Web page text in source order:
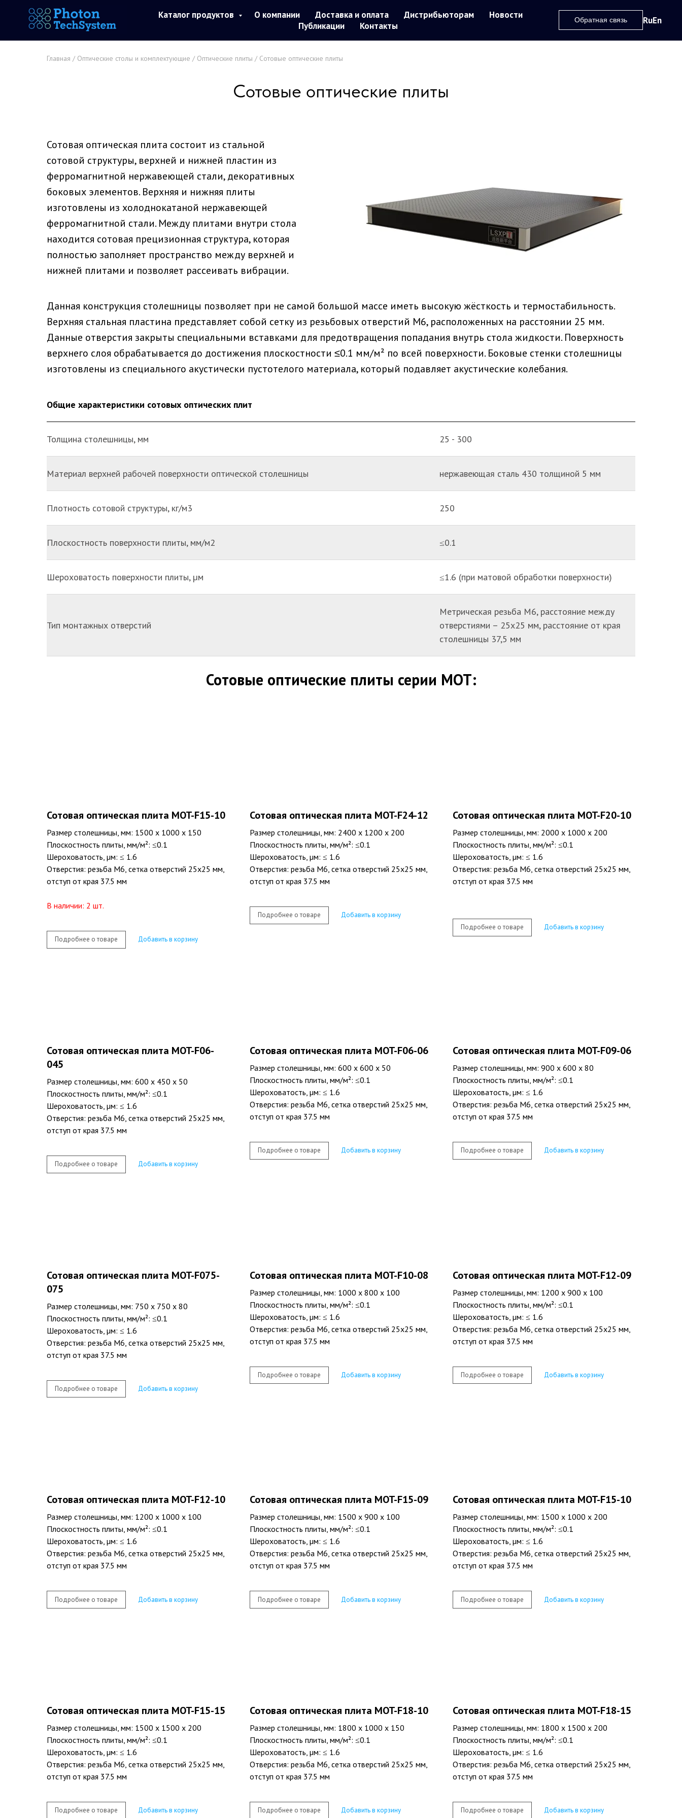
Каталог продуктов О компании Доставка и оплата Дистрибьюторам
Новости
Публикации
Контакты
Обратная связь RuEn
Главная / Оптические столы и комплектующие / Оптические плиты / Сотовые оптические плиты
Сотовые оптические плиты
Сотовая оптическая плита состоит из стальной
сотовой структуры, верхней и нижней пластин из
ферромагнитной нержавеющей стали, декоративных
боковых элементов. Верхняя и нижняя плиты
изготовлены из холоднокатаной нержавеющей
ферромагнитной стали. Между плитами внутри стола
находится сотовая прецизионная структура, которая
полностью заполняет пространство между верхней и
нижней плитами и позволяет рассеивать вибрации.
Данная конструкция столешницы позволяет при не самой большой массе иметь высокую жёсткость и термостабильность.
Верхняя стальная пластина представляет собой сетку из резьбовых отверстий M6, расположенных на расстоянии 25 мм.
Данные отверстия закрыты специальными вставками для предотвращения попадания внутрь стола жидкости. Поверхность
верхнего слоя обрабатывается до достижения плоскостности ≤0.1 мм/м² по всей поверхности. Боковые стенки столешницы
изготовлены из специального акустически пустотелого материала, который подавляет акустические колебания.
Общие характеристики сотовых оптических плит
Толщина столешницы, мм 25 - 300
Материал верхней рабочей поверхности оптической столешницы нержавеющая сталь 430 толщиной 5 мм
Плотность сотовой структуры, кг/м3 250
Плоскостность поверхности плиты, мм/м2 ≤0.1
Шероховатость поверхности плиты, µм ≤1.6 (при матовой обработки поверхности)
Тип монтажных отверстий
Метрическая резьба М6, расстояние между
отверстиями – 25х25 мм, расстояние от края
столешницы 37,5 мм
Сотовые оптические плиты серии MOT:
Сотовая оптическая плита MOT-F15-10
Размер столешницы, мм: 1500 х 1000 х 150
Плоскостность плиты, мм/м²: ≤0.1
Шероховатость, µм: ≤ 1.6
Отверстия: резьба M6, сетка отверстий 25х25 мм,
отступ от края 37.5 мм
В наличии: 2 шт.
Подробнее о товаре Добавить в корзину
Сотовая оптическая плита MOT-F24-12
Размер столешницы, мм: 2400 х 1200 х 200
Плоскостность плиты, мм/м²: ≤0.1
Шероховатость, µм: ≤ 1.6
Отверстия: резьба M6, сетка отверстий 25х25 мм,
отступ от края 37.5 мм
Подробнее о товаре Добавить в корзину
Сотовая оптическая плита MOT-F20-10
Размер столешницы, мм: 2000 х 1000 х 200
Плоскостность плиты, мм/м²: ≤0.1
Шероховатость, µм: ≤ 1.6
Отверстия: резьба M6, сетка отверстий 25х25 мм,
отступ от края 37.5 мм
Подробнее о товаре Добавить в корзину
Сотовая оптическая плита MOT-F06-
045
Размер столешницы, мм: 600 х 450 х 50
Плоскостность плиты, мм/м²: ≤0.1
Шероховатость, µм: ≤ 1.6
Отверстия: резьба M6, сетка отверстий 25х25 мм,
отступ от края 37.5 мм
Подробнее о товаре Добавить в корзину
Сотовая оптическая плита MOT-F06-06
Размер столешницы, мм: 600 х 600 х 50
Плоскостность плиты, мм/м²: ≤0.1
Шероховатость, µм: ≤ 1.6
Отверстия: резьба M6, сетка отверстий 25х25 мм,
отступ от края 37.5 мм
Подробнее о товаре Добавить в корзину
Сотовая оптическая плита MOT-F09-06
Размер столешницы, мм: 900 х 600 х 80
Плоскостность плиты, мм/м²: ≤0.1
Шероховатость, µм: ≤ 1.6
Отверстия: резьба M6, сетка отверстий 25х25 мм,
отступ от края 37.5 мм
Подробнее о товаре Добавить в корзину
Сотовая оптическая плита MOT-F075-
075
Размер столешницы, мм: 750 х 750 х 80
Плоскостность плиты, мм/м²: ≤0.1
Шероховатость, µм: ≤ 1.6
Отверстия: резьба M6, сетка отверстий 25х25 мм,
отступ от края 37.5 мм
Подробнее о товаре Добавить в корзину
Сотовая оптическая плита MOT-F10-08
Размер столешницы, мм: 1000 х 800 х 100
Плоскостность плиты, мм/м²: ≤0.1
Шероховатость, µм: ≤ 1.6
Отверстия: резьба M6, сетка отверстий 25х25 мм,
отступ от края 37.5 мм
Подробнее о товаре Добавить в корзину
Сотовая оптическая плита MOT-F12-09
Размер столешницы, мм: 1200 х 900 х 100
Плоскостность плиты, мм/м²: ≤0.1
Шероховатость, µм: ≤ 1.6
Отверстия: резьба M6, сетка отверстий 25х25 мм,
отступ от края 37.5 мм
Подробнее о товаре Добавить в корзину
Сотовая оптическая плита MOT-F12-10
Размер столешницы, мм: 1200 х 1000 х 100
Плоскостность плиты, мм/м²: ≤0.1
Шероховатость, µм: ≤ 1.6
Отверстия: резьба M6, сетка отверстий 25х25 мм,
отступ от края 37.5 мм
Подробнее о товаре Добавить в корзину
Сотовая оптическая плита MOT-F15-09
Размер столешницы, мм: 1500 х 900 х 100
Плоскостность плиты, мм/м²: ≤0.1
Шероховатость, µм: ≤ 1.6
Отверстия: резьба M6, сетка отверстий 25х25 мм,
отступ от края 37.5 мм
Подробнее о товаре Добавить в корзину
Сотовая оптическая плита MOT-F15-10
Размер столешницы, мм: 1500 х 1000 х 200
Плоскостность плиты, мм/м²: ≤0.1
Шероховатость, µм: ≤ 1.6
Отверстия: резьба M6, сетка отверстий 25х25 мм,
отступ от края 37.5 мм
Подробнее о товаре Добавить в корзину
Сотовая оптическая плита MOT-F15-15
Размер столешницы, мм: 1500 х 1500 х 200
Плоскостность плиты, мм/м²: ≤0.1
Шероховатость, µм: ≤ 1.6
Отверстия: резьба M6, сетка отверстий 25х25 мм,
отступ от края 37.5 мм
Подробнее о товаре Добавить в корзину
Сотовая оптическая плита MOT-F18-10
Размер столешницы, мм: 1800 х 1000 х 150
Плоскостность плиты, мм/м²: ≤0.1
Шероховатость, µм: ≤ 1.6
Отверстия: резьба M6, сетка отверстий 25х25 мм,
отступ от края 37.5 мм
Подробнее о товаре Добавить в корзину
Сотовая оптическая плита MOT-F18-15
Размер столешницы, мм: 1800 х 1500 х 200
Плоскостность плиты, мм/м²: ≤0.1
Шероховатость, µм: ≤ 1.6
Отверстия: резьба M6, сетка отверстий 25х25 мм,
отступ от края 37.5 мм
Подробнее о товаре Добавить в корзину